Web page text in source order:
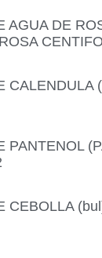
AGUA DE
CALENDULA
PANTENOL
CEBOLLA